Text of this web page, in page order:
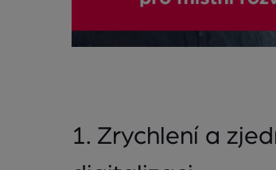
1. Zrychlení a